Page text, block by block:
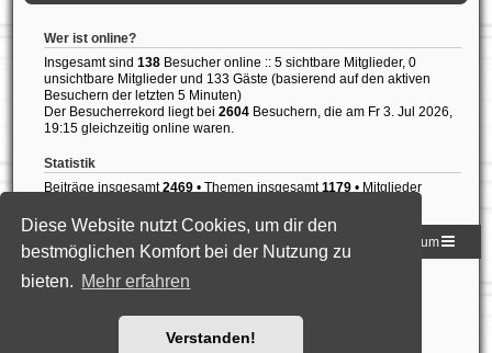
Diese Website nutzt Cookies, um dir den
bestmöglichen Komfort bei der Nutzung zu
bieten. Mehr erfahren
Verstanden!
Wer ist online?
Insgesamt sind 138Besucher online :: 5 sichtbare Mitglieder, 0
unsichtbare Mitglieder und 133 Gäste (basierend auf den aktiven
Besuchern der letzten 5 Minuten)
Der Besucherrekord liegt bei 2604Besuchern, die am Fr 3. Jul 2026,
19:15 gleichzeitig online waren.
Statistik
Beiträge insgesamt2469• Themen insgesamt1179• Mitglieder
Homepage der DLG Foren-Übersicht Impressum
Powered byphpBB® Forum Software © phpBB Limited
Style: Black-Silver-Split by Joyce&LunaphpBB-Style-Design
Nutzungsbedingungen